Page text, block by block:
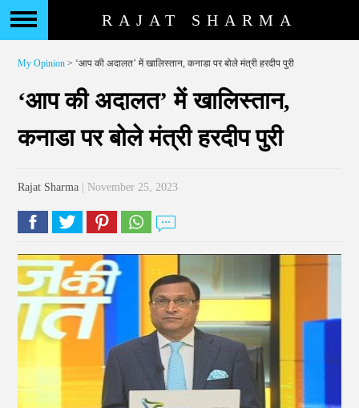
RAJAT SHARMA
My Opinion > ‘आप की अदालत’ में खालिस्तान, कनाडा पर बोले मंत्री हरदीप पुरी
‘आप की अदालत’ में खालिस्तान,
कनाडा पर बोले मंत्री हरदीप पुरी
Rajat Sharma | November 25, 2023